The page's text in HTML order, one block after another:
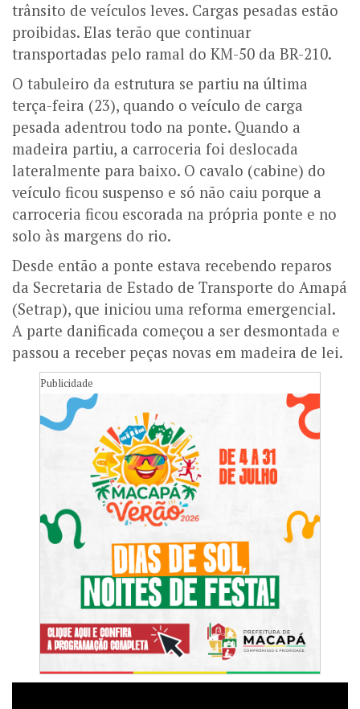
trânsito de veículos leves. Cargas pesadas estão
proibidas. Elas terão que continuar
transportadas pelo ramal do KM-50 da BR-210.
O tabuleiro da estrutura se partiu na última
terça-feira (23), quando o veículo de carga
pesada adentrou todo na ponte. Quando a
madeira partiu, a carroceria foi deslocada
lateralmente para baixo. O cavalo (cabine) do
veículo ficou suspenso e só não caiu porque a
carroceria ficou escorada na própria ponte e no
solo às margens do rio.
Desde então a ponte estava recebendo reparos
da Secretaria de Estado de Transporte do Amapá
(Setrap), que iniciou uma reforma emergencial.
A parte danificada começou a ser desmontada e
passou a receber peças novas em madeira de lei.
Publicidade